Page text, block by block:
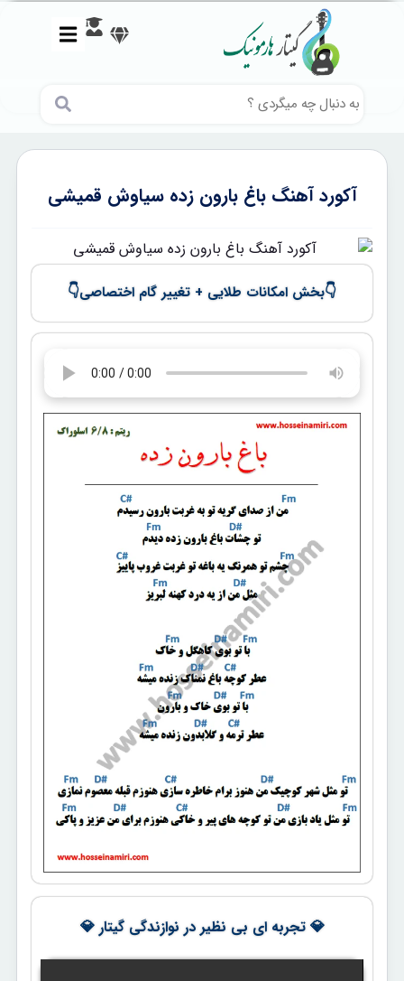
آکورد آهنگ باغ بارون زده سیاوش قمیشی
👇بخش امکانات طلایی + تغییر گام اختصاصی👇
💎 تجربه ای بی نظیر در نوازندگی گیتار 💎